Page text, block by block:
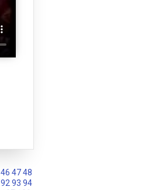
46 47 48
92 93 94